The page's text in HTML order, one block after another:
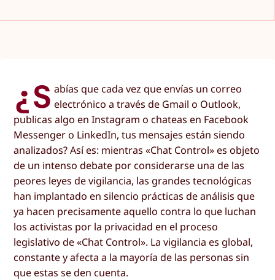
¿S abías que cada vez que envías un correo
electrónico a través de Gmail o Outlook,
publicas algo en Instagram o chateas en Facebook
Messenger o LinkedIn, tus mensajes están siendo
analizados? Así es: mientras «Chat Control» es objeto
de un intenso debate por considerarse una de las
peores leyes de vigilancia, las grandes tecnológicas
han implantado en silencio prácticas de análisis que
ya hacen precisamente aquello contra lo que luchan
los activistas por la privacidad en el proceso
legislativo de «Chat Control». La vigilancia es global,
constante y afecta a la mayoría de las personas sin
que estas se den cuenta.